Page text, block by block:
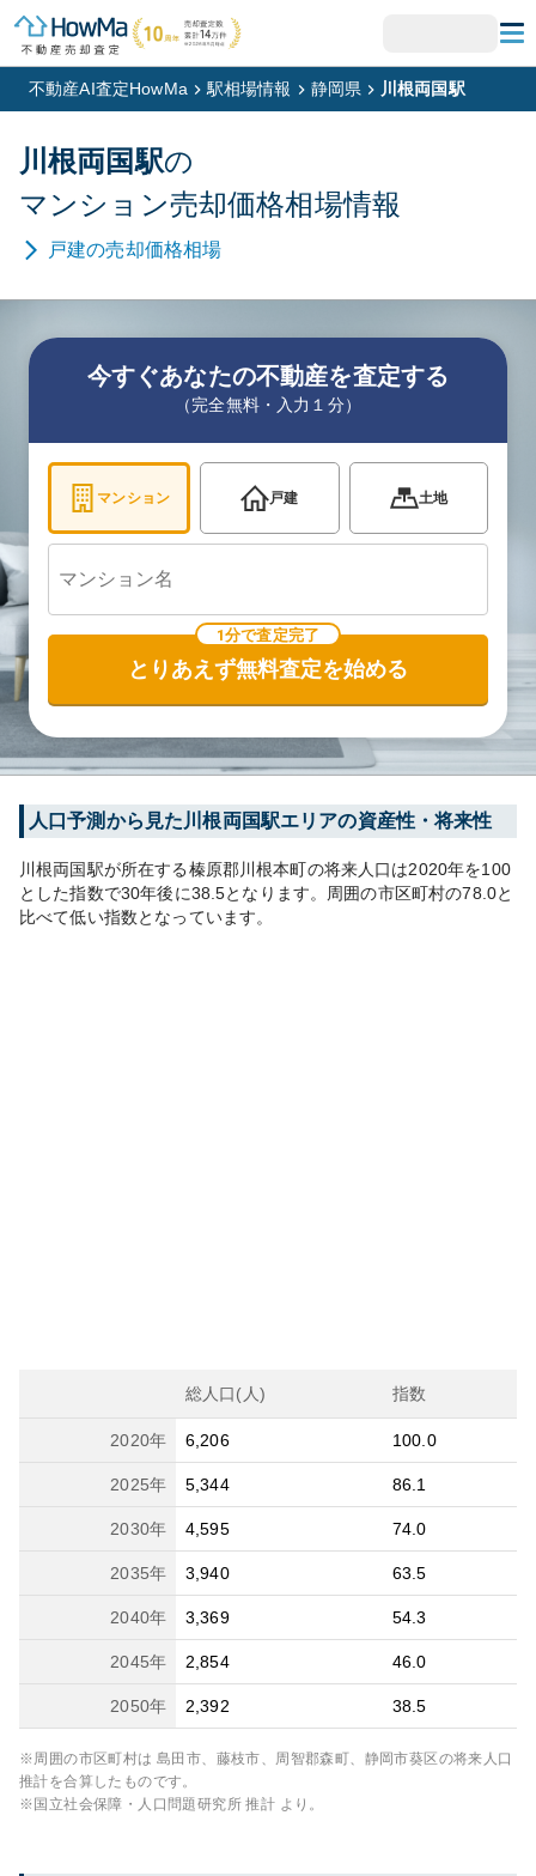
不動産AI査定HowMa 駅相場情報 静岡県 川根両国駅
川根両国駅の
マンション売却価格相場情報
戸建の売却価格相場
今すぐあなたの不動産を査定する
（完全無料・入力１分）
マンション 戸建 土地
1分で査定完了
とりあえず無料査定を始める
人口予測から見た 川根両国駅エリアの資産性・将来性
川根両国駅が所在する榛原郡川根本町の将来人口は2020年を100
とした指数で30年後に38.5となります。 周囲の市区町村の78.0と
比べて低い指数となっています。
総人口(人) 指数
2020年 6,206 100.0
2025年 5,344 86.1
2030年 4,595 74.0
2035年 3,940 63.5
2040年 3,369 54.3
2045年 2,854 46.0
2050年 2,392 38.5
※周囲の市区町村は 島田市、藤枝市、周智郡森町、静岡市葵区の将来人口
推計を合算したものです。
※国立社会保障・人口問題研究所 推計 より。